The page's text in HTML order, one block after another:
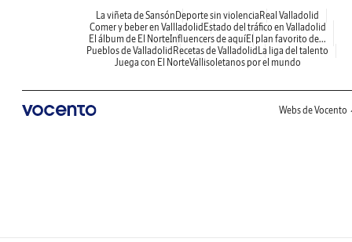
La viñeta de Sansón Deporte sin violencia Real Valladolid
Comer y beber en Vallladolid Estado del tráfico en Valladolid
El álbum de El NorteInfluencers de aquíEl plan favorito de...
Pueblos de Valladolid Recetas de Valladolid La liga del talento
Juega con El NorteVallisoletanos por el mundo
Webs de Vocento